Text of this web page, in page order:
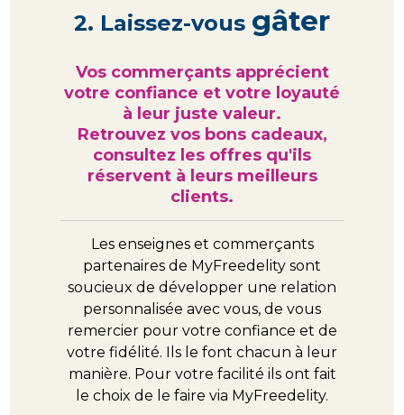
2. Laissez-vous gâter
Vos commerçants apprécient
votre confiance et votre loyauté
à leur juste valeur.
Retrouvez vos bons cadeaux,
consultez les offres qu'ils
réservent à leurs meilleurs
clients.
Les enseignes et commerçants
partenaires de MyFreedelity sont
soucieux de développer une relation
personnalisée avec vous, de vous
remercier pour votre confiance et de
votre fidélité. Ils le font chacun à leur
manière. Pour votre facilité ils ont fait
le choix de le faire via MyFreedelity.